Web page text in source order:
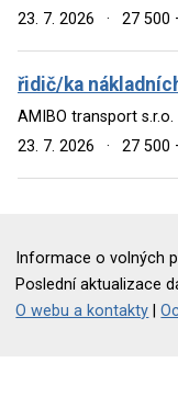
23. 7. 2026
· 27 500
řidič/ka
AMIBO transport
23. 7. 2026
· 27 500
Informace o volných
Poslední aktualizace
O webu a kontakty |